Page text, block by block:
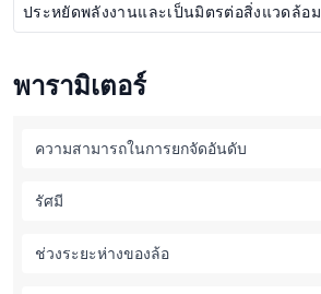
ประหยัดพลังงานและเป็นมิตรต่อสิ่งแวดล้อม
พารามิเตอร์
ความสามารถในการยกจัดอันดับ
รัศมี
ช่วงระยะห่างของล้อ